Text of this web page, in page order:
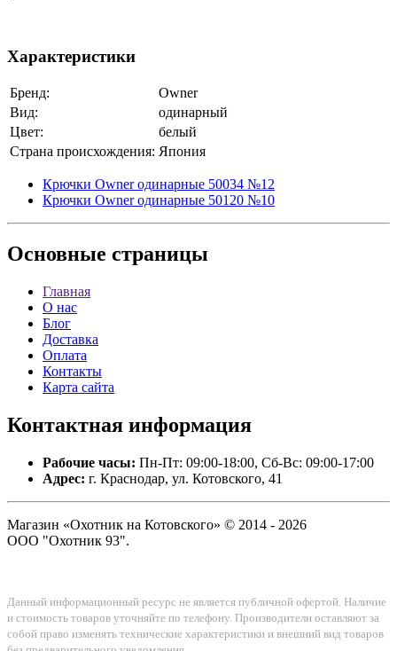
Характеристики
Бренд:
Owner
Вид:
одинарный
Цвет:
белый
Страна происхождения: Япония
Крючки Owner одинарные 50034 №12
Крючки Owner одинарные 50120 №10
Основные страницы
Главная
О нас
Блог
Доставка
Оплата
Контакты
Карта сайта
Контактная информация
Рабочие часы: Пн-Пт: 09:00-18:00, Сб-Вс: 09:00-17:00
Адрес: г. Краснодар, ул. Котовского, 41
Магазин «Охотник на Котовского» © 2014 - 2026
ООО "Охотник 93".
Данный информационный ресурс не является публичной офертой. Наличие
и стоимость товаров уточняйте по телефону. Производители оставляют за
собой право изменять технические характеристики и внешний вид товаров